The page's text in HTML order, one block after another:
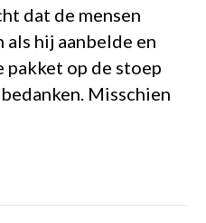
dat de mensen
hij aanbelde en
pakket op de stoep
Misschien